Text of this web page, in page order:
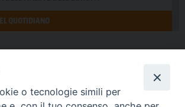
DI ALBANO
Tel.: 06.93268401 - Fax.: 06.9323844
o tecnologie simili per